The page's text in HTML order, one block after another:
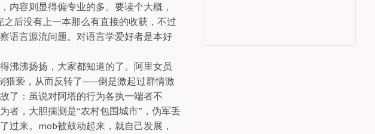
内容则显得偏专业的多。要读个大概，
后没有上一本那么有直接的收获，不过
语言源流问题。对语言学爱好者是本好
沸沸扬扬，大家都知道的了。阿里女员
猥亵，从而反转了——倒是激起过群情激
了：虽说对阿塔的行为各执一端者不
者，大胆揣测是“农村包围城市”，伪军丢
过来。mob被鼓动起来，就自己发展，